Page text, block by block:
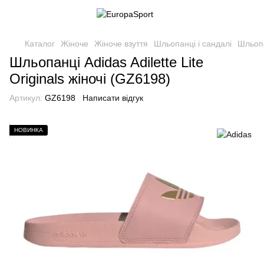
Каталог Жіноче Жіноче взуття Шльопанці і сандалі
Шльопанці Adidas Adilette Lite
Originals жіночі (GZ6198)
Артикул: GZ6198 Написати відгук
НОВИНКА